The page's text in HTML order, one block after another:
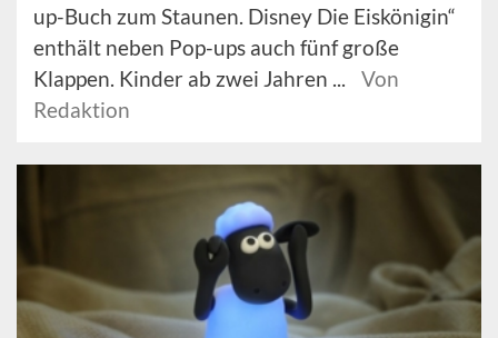
up-Buch zum Staunen. Disney Die Eiskönigin“
enthält neben Pop-ups auch fünf große
Klappen. Kinder ab zwei Jahren ...
Von
Redaktion